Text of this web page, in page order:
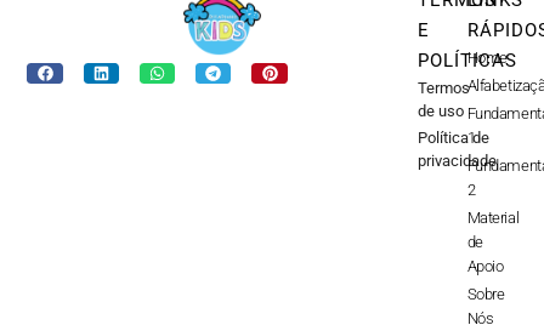
E
POLÍTICAS
Termos
de uso
Política de
privacidade
Home
1
2
Material
de
Apoio
Sobre
Nós